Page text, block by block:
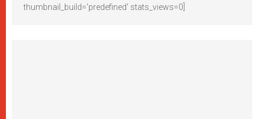
thumbnail_build='predefined' stats_views=0]